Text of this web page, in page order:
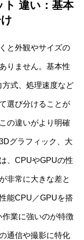
違い：基本
と外観やサイズの
りません。基本性
式、処理速度など
選び分けることが
の違いがより明確
グラフィック、大
、CPUやGPUの性
非常に大きな差と
能CPU／GPUを搭
業に強いのが特徴
通信や撮影に特化